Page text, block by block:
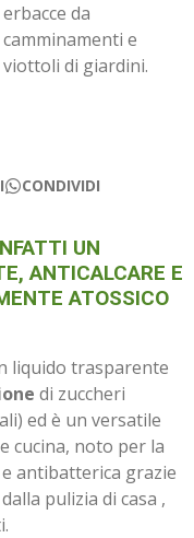
erbacce da
camminamenti e
viottoli di giardini.
CONDIVIDI
UN
ANTICALCARE E
ATOSSICO
liquido trasparente
di zuccheri
ed è un versatile
cucina, noto per la
antibatterica grazie
pulizia di casa ,